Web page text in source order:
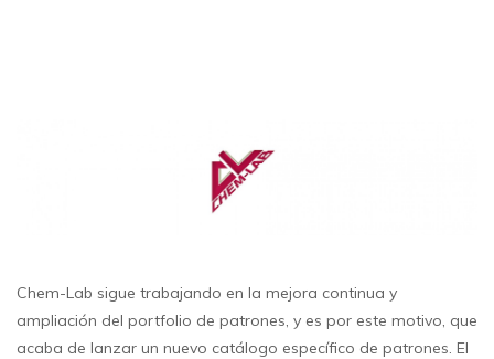
Chem-Lab sigue trabajando en la mejora continua y
ampliación del portfolio de patrones, y es por este motivo, que
acaba de lanzar un nuevo catálogo específico de patrones. El